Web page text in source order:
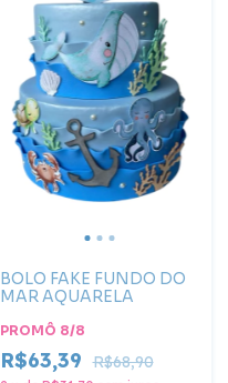
BOLO FAKE FUNDO DO
MAR AQUARELA
PROMÔ 8/8
R$63,39 R$68,90